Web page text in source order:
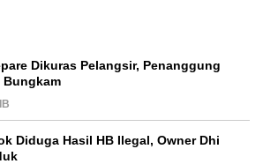
Dikuras Pelangsir, Penanggung
Bungkam
Diduga Hasil HB Ilegal, Owner Dhi